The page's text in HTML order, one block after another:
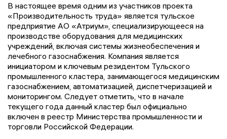
В настоящее время одним из участников проекта
«Производительность труда» является тульское
предприятие АО «Атриум», специализирующееся на
производстве оборудования для медицинских
учреждений, включая системы жизнеобеспечения и
лечебного газоснабжения. Компания является
инициатором и ключевым резидентом Тульского
промышленного кластера, занимающегося медицинским
газоснабжением, автоматизацией, диспетчеризацией и
мониторингом. Следует отметить, что в начале
текущего года данный кластер был официально
включен в реестр Министерства промышленности и
торговли Российской Федерации.